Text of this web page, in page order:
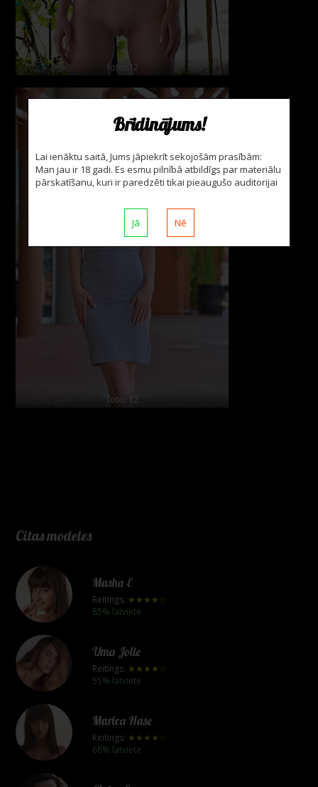
Brīdinājums!
Lai ienāktu saitā, Jums jāpiekrīt sekojošām prasībām:
Man jau ir 18 gadi. Es esmu pilnībā atbildīgs par materiālu
pārskatīšanu, kuri ir paredzēti tikai pieaugušo auditorijai
Jā Nē
foto: 12
foto: 12
Citas modeles
Masha E
Reitings: ★★★★☆
85% latviete
Uma Jolie
Reitings: ★★★★☆
55% latviete
Marica Hase
Reitings: ★★★★☆
68% latviete